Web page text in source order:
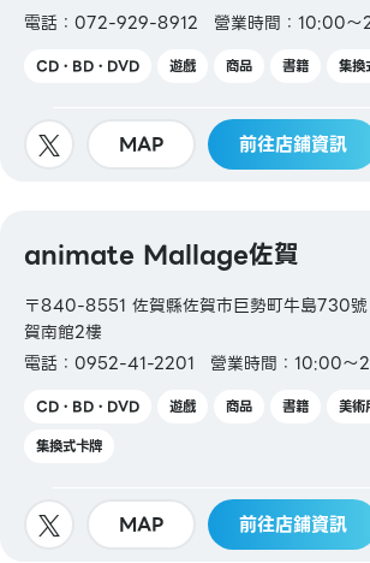
電話：072-929-8912
營業時間：10:00
CD・BD・DVD 遊戲 商品 書籍 集換
MAP 前往店鋪資訊
animate Mallage佐賀
〒840-8551 佐賀縣佐賀市巨勢町牛島730
賀南館2樓
電話：0952-41-2201
營業時間：10:00～
CD・BD・DVD 遊戲 商品 書籍
美術
集換式卡牌
MAP 前往店鋪資訊